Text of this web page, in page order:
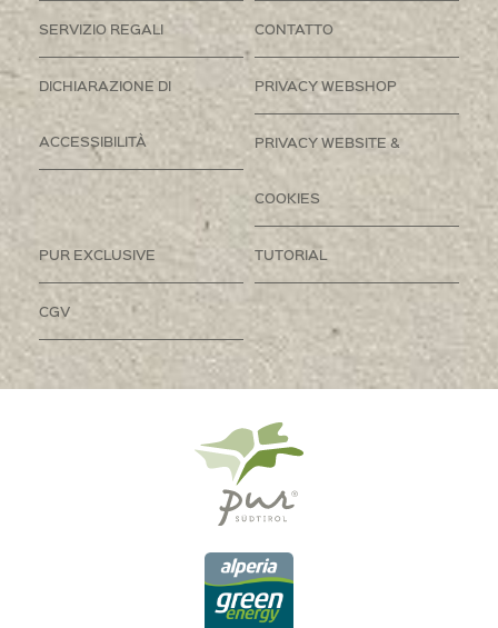
SERVIZIO REGALI CONTATTO
DICHIARAZIONE DI
ACCESSIBILITÀ
PRIVACY WEBSHOP
PRIVACY WEBSITE &
COOKIES
PUR EXCLUSIVE TUTORIAL
CGV